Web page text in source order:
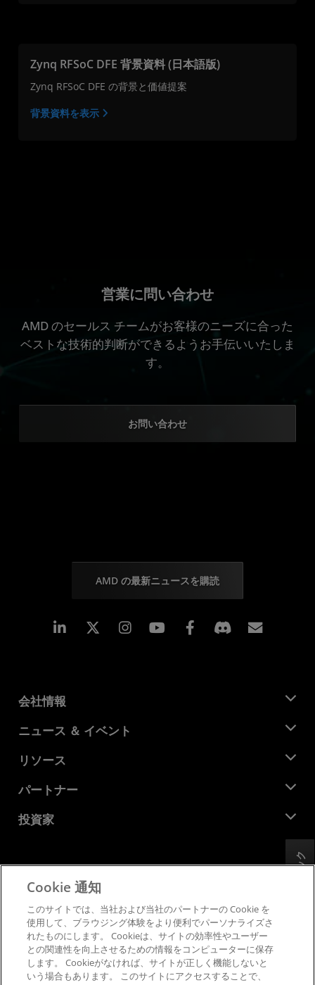
Zynq RFSoC DFE 背景資料 (日本語版)
Zynq RFSoC DFE の背景と価値提案
背景資料を表示
営業に問い合わせ
AMD のセールス チームがお客様のニーズに合った
ベストな技術的判断ができるようお手伝いいたしま
す。
お問い合わせ
AMD の最新ニュースを購読
Linkedin Instagram Facebook
会社情報
AMD について
企業責任
キャリア
お問い合わせ
ニュース ＆ イベント
ニュースルーム
メディア ライブラリ
リソース
デベロッパー セントラル
ケース スタディ
パートナー
AMD パートナー ハブ
投資家
財務情報
取締役会
ガバナンス報告書
SEC 提出書類
プライバシー
商標
サプライ チェーンの透明性
公正でオープンな競争
英国税務戦略
フィードバック
Cookie 通知
このサイトでは、当社および当社のパートナーの Cookie を
使用して、ブラウジング体験をより便利でパーソナライズさ
れたものにします。 Cookieは、サイトの効率性やユーザー
との関連性を向上させるための情報をコンピューターに保存
します。 Cookieがなければ、サイトが正しく機能しないと
いう場合もあります。 このサイトにアクセスすることで、